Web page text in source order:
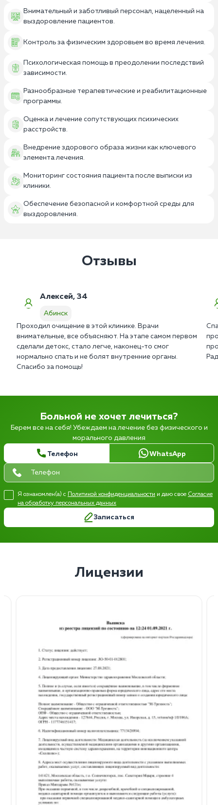
Внимательный и заботливый персонал, нацеленный на
выздоровление пациентов.
Контроль за физическим здоровьем во время лечения.
Психологическая помощь в преодолении последствий
зависимости.
Разнообразные терапевтические и реабилитационные
программы.
Оценка и лечение сопутствующих психических
расстройств.
Внедрение здорового образа жизни как ключевого
элемента лечения.
Мониторинг состояния пациента после выписки из
клиники.
Обеспечение безопасной и комфортной среды для
выздоровления.
Отзывы
Алексей, 34
Абинск
Проходил очищение в этой клинике. Врачи
внимательные, все объясняют. На этапе самом первом
сделали детокс, стало легче, наконец-то смог
нормально спать и не болят внутренние органы.
Спасибо за помощь!
Больной не хочет лечиться?
Берем все на себя! Убеждаем на лечение без физического и
морального давления
Телефон WhatsApp
Я ознакомлен(а) с Политикой конфиденциальности и даю свое Согласие
на обработку персональных данных
Записаться
Лицензии